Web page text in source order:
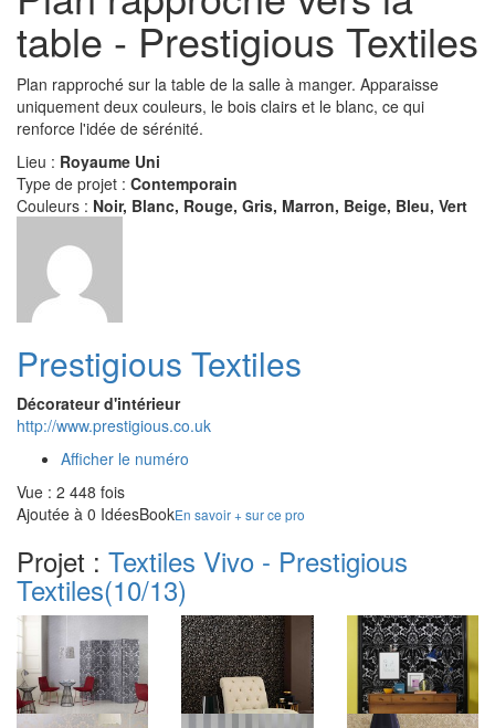
table - Prestigious Textiles
Plan rapproché sur la table de la salle à manger. Apparaisse
uniquement deux couleurs, le bois clairs et le blanc, ce qui
renforce l'idée de sérénité.
Lieu : Royaume Uni
Type de projet : Contemporain
Couleurs : Noir, Blanc, Rouge, Gris, Marron, Beige, Bleu, Vert
Prestigious Textiles
Décorateur d'intérieur
http://www.prestigious.co.uk
Afficher le numéro
Vue : 2 448 fois
Ajoutée à 0 IdéesBookEn savoir + sur ce pro
Projet : Textiles Vivo - Prestigious
Textiles(10/13)